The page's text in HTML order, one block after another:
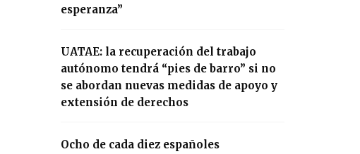
esperanza”
UATAE: la recuperación del trabajo
autónomo tendrá “pies de barro” si no
se abordan nuevas medidas de apoyo y
extensión de derechos
Ocho de cada diez españoles